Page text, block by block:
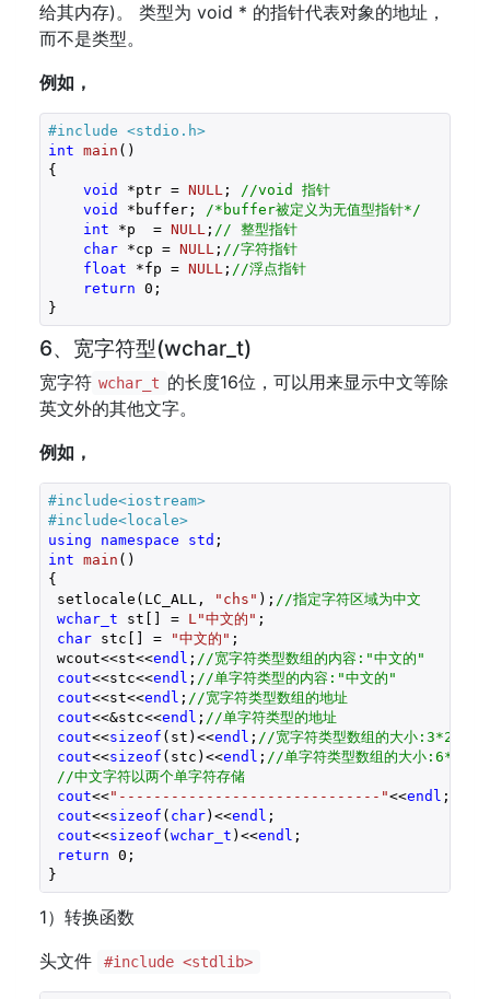
给其内存)。 类型为 void * 的指针代表对象的地址，
而不是类型。
例如，
#include <stdio.h>
int main ()
{
void *ptr = NULL ;
//void 指针
void *buffer;
/*buffer被定义为无值型指针*/
int *p  = NULL ; // 整型指针
char *cp = NULL ; //字符指针
float *fp = NULL ; //浮点指针
return 0 ;
}
6、宽字符型(wchar_t)
宽字符 wchar_t 的长度16位，可以用来显示中文等除
英文外的其他文字。
例如，
#include<iostream>
#include<locale>
using
namespace std
int main ()
{
setlocale(LC_ALL,
"chs" ); //指定字符区域为中文
wchar_t st[] = L"中文的" ;
char stc[] = "中文的" ;
wcout<<st<<endl ; //宽字符类型数组的内容:"中文的"
cout<<stc<<endl ; //单字符类型的内容:"中文的"
cout<<st<<endl ; //宽字符类型数组的地址
cout<<&stc<<endl ; //单字符类型的地址
cout<<sizeof (st)<<endl ; //宽字符类型数组的大小:3*2+2
cout<<sizeof (stc)<<endl ; //单字符类型数组的大小
//中文字符以两个单字符存储
cout<<"------------------------------"<<endl ;
cout<<sizeof ( char)<<endl ;
cout<<sizeof (wchar_t )<<endl ;
return 0 ;
}
1）转换函数
头文件
#include <stdlib>